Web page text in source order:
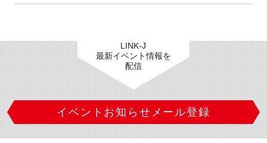
LINK-J
最新イベント情報を
配信
イベントお知らせメール登録